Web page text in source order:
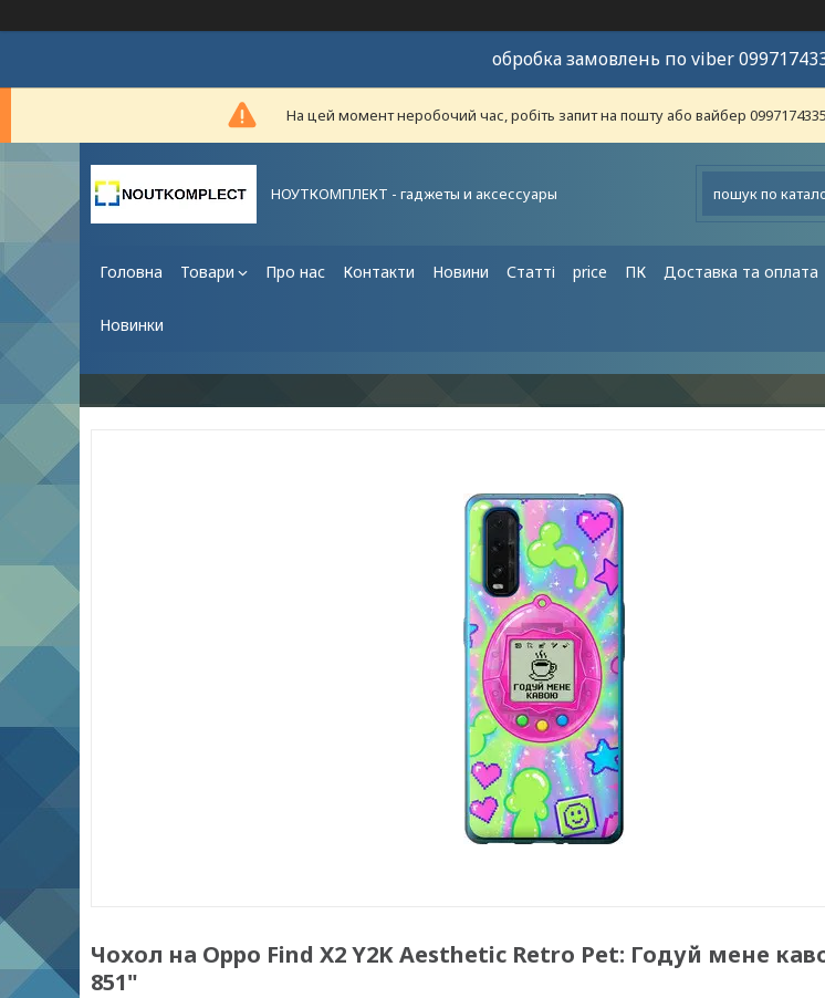
обробка замовлень по viber
На цей момент неробочий час, робіть запит на пошту або вайбер
НОУТКОМПЛЕКТ - гаджеты и аксессуары
Головна Товари Про нас Контакти Новини Статті price ПК Доставка та оплата
Новинки
Чохол на Oppo Find X2 Y2K Aesthetic Retro Pet: Годуй мене
851"